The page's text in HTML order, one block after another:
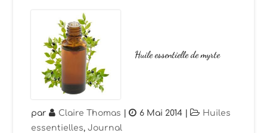
Huile essentielle de myrte
par Claire Thomas | 6 Mai 2014 |
Huiles
essentielles,Journal